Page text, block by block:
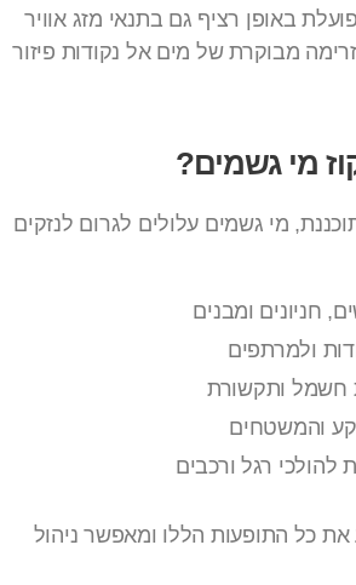
באופן רציף גם בתנאי מזג אוויר
מבוקרת של מים אל נקודות פיזור
מי גשמים?
מי גשמים עלולים לגרום לנזקים
חניונים ומבנים
ולמרתפים
חשמל ותקשורת
והמשטחים
להולכי רגל ורכבים
את כל התופעות הללו ומאפשר ניהול